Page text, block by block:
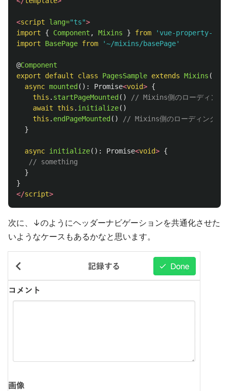
<script lang="ts">
import
{ Component , Mixins } from ' vue-property-
import
BasePage from '~/mixins/basePage'
@Component
export
default class PagesSample extends Mixins (
async mounted (): Promise<void> {
this . startPageMounted ()
// Mixins側のローディング
await
this . initialize()
this . endPageMounted ()
// Mixins側のローディング終
}
async initialize(): Promise<void> {
// something
}
}
</script>
次に、↓のようにヘッダーナビゲーションを共通化させた
いようなケースもあるかなと思います。